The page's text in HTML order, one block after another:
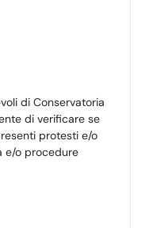
di Conservatoria
di verificare se
protesti e/o
e/o procedure